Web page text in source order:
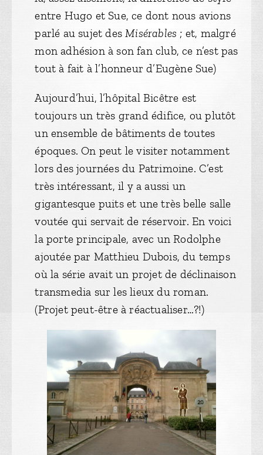
entre Hugo et Sue, ce dont nous avions
parlé au sujet desMisérables ; et, malgré
mon adhésion à son fan club, ce n’est pas
tout à fait à l’honneur d’Eugène Sue)
Aujourd’hui, l’hôpital Bicêtre est
toujours un très grand édifice, ou plutôt
un ensemble de bâtiments de toutes
époques. On peut le visiter notamment
lors des journées du Patrimoine. C’est
très intéressant, il y a aussi un
gigantesque puits et une très belle salle
voutée qui servait de réservoir. En voici
la porte principale, avec un Rodolphe
ajoutée par Matthieu Dubois, du temps
où la série avait un projet de déclinaison
transmedia sur les lieux du roman.
(Projet peut-être à réactualiser…?!)